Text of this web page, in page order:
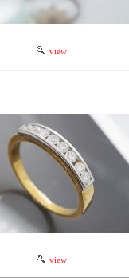
view
view